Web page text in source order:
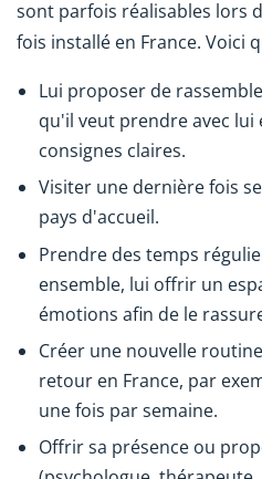
sont parfois réalisables lors
fois installé en France. Voici
Lui proposer de
qu'il veut prendre avec lui
consignes claires.
Visiter une dernière fois
pays d'accueil.
Prendre des temps
ensemble, lui offrir un
émotions afin de le
Créer une nouvelle
retour en France, par
une fois par semaine.
Offrir sa présence ou